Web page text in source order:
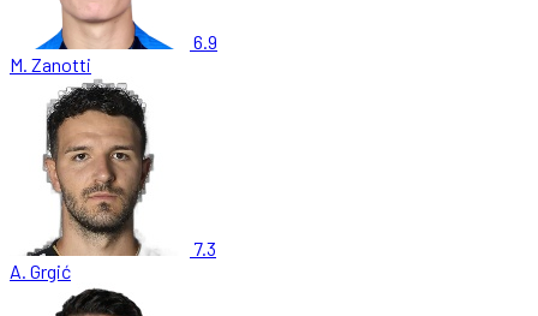
6.9
M. Zanotti
7.3
A. Grgić